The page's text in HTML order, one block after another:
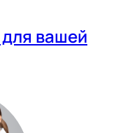
вашей